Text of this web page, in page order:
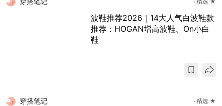
波鞋推荐2026｜14大人气白波鞋款
推荐：HOGAN增高波鞋、On小白
鞋
穿搭笔记 精选 ★